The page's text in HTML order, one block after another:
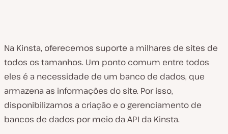
Na Kinsta, oferecemos suporte a milhares de sites de
todos os tamanhos. Um ponto comum entre todos
eles é a necessidade de um banco de dados, que
armazena as informações do site. Por isso,
disponibilizamos a criação e o gerenciamento de
bancos de dados por meio da API da Kinsta.